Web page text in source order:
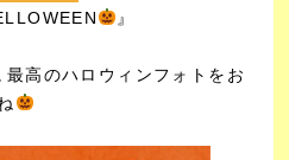
』
高のハロウィンフォトをお